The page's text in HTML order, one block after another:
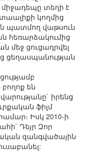
միջադեպը տեղի է
կողմից
պատմող վաթսուն
հեռարձակումից
մեջ ցուցադրվել
ցեղասպանության
են
իրենց
ֆիլմ
Իսկ 2010-ի
Դեյր Զոր
զանգվածային